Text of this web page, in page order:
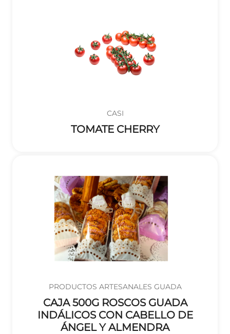
CASI
TOMATE CHERRY
PRODUCTOS ARTESANALES GUADA
CAJA 500G ROSCOS GUADA
INDÁLICOS CON CABELLO DE
ÁNGEL Y ALMENDRA